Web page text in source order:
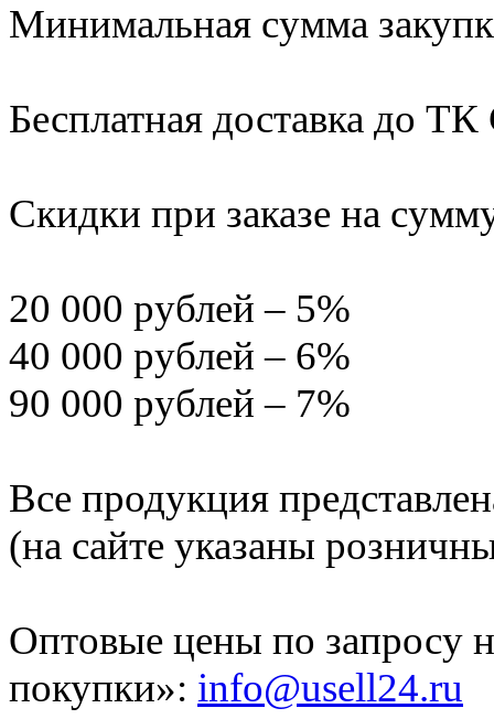
Минимальная сумма
Бесплатная доставка до
Скидки при заказе на
20 000 рублей – 5%
40 000 рублей – 6%
90 000 рублей – 7%
Все продукция
(на сайте указаны
Оптовые цены по запросу
покупки»: info@usell24.ru